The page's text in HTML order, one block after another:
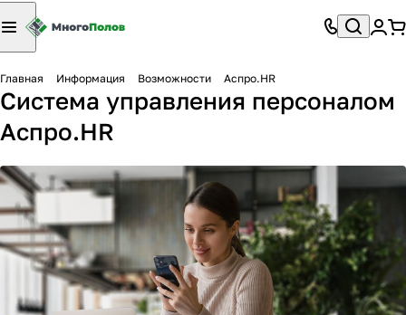
Главная Информация Возможности Аспро.HR
Система управления персоналом
Аспро.HR